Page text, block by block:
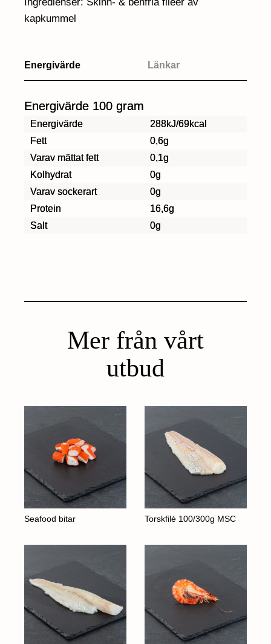
kapkummel
Energivärde Länkar
Energivärde 100 gram
Energivärde
288kJ/69kcal
Fett
0,6g
Varav mättat fett
0,1g
Kolhydrat
0g
Varav sockerart
0g
Protein
16,6g
Salt
0g
Mer från vårt
utbud
Seafood bitar Torskfilé 100/300g MSC